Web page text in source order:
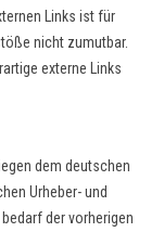
Links ist für
nicht zumutbar.
externe Links
dem deutschen
Urheber- und
der vorherigen